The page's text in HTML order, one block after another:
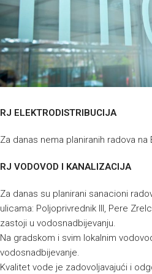
RJ ELEKTRODISTRIBUCIJA
Za danas nema planiranih radova na
RJ VODOVOD I KANALIZACIJA
Za danas su planirani sanacioni
ulicama: Poljoprivrednik III, Pere
zastoji u vodosnadbijevanju.
Na gradskom i svim lokalnim
vodosnadbijevanje.
Kvalitet vode je zadovoljavajući i